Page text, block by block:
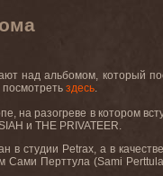
над альбомом, который
здесь.
на разогреве в котором
и THE PRIVATEER.
студии Petrax, а в
Перттула (Sami